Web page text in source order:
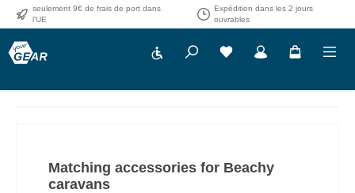
Passer au contenu principal
seulement 9€ de frais de port dans
l'UE
Expédition dans les 2 jours
ouvrables
Show toolbar
Matching accessories for Beachy
caravans